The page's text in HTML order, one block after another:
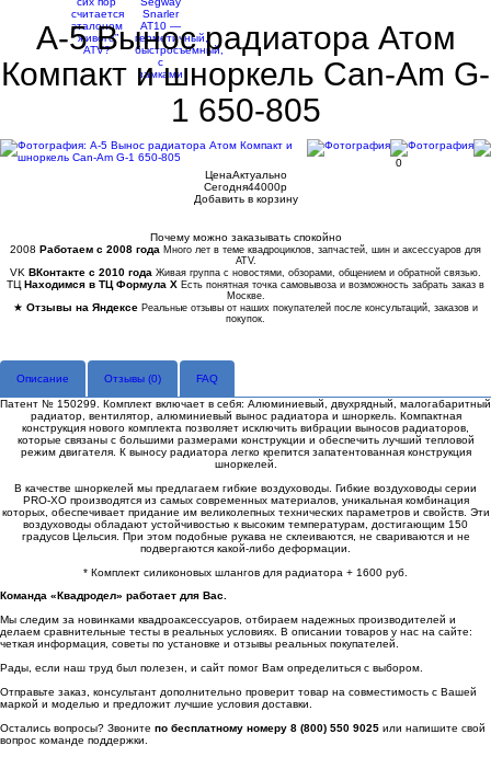
A-5 Вынос радиатора Атом
Компакт и шноркель Can-Am G-
1 650-805
0
ЦенаАктуально
Сегодня44000p
Добавить в корзину
Почему можно заказывать спокойно
2008 Работаем с 2008 года Много лет в теме квадроциклов, запчастей, шин и аксессуаров для
ATV.
VK ВКонтакте с 2010 года Живая группа с новостями, обзорами, общением и обратной связью.
ТЦ Находимся в ТЦ Формула Х Есть понятная точка самовывоза и возможность забрать заказ в
Москве.
★ Отзывы на Яндексе Реальные отзывы от наших покупателей после консультаций, заказов и
покупок.
Описание Отзывы (0) FAQ
Патент № 150299. Комплект включает в себя: Алюминиевый, двухрядный, малогабаритный
радиатор, вентилятор, алюминиевый вынос радиатора и шноркель. Компактная
конструкция нового комплекта позволяет исключить вибрации выносов радиаторов,
которые связаны с большими размерами конструкции и обеспечить лучший тепловой
режим двигателя. К выносу радиатора легко крепится запатентованная конструкция
шноркелей.
В качестве шноркелей мы предлагаем гибкие воздуховоды. Гибкие воздуховоды серии
PRO-XO производятся из самых современных материалов, уникальная комбинация
которых, обеспечивает придание им великолепных технических параметров и свойств. Эти
воздуховоды обладают устойчивостью к высоким температурам, достигающим 150
градусов Цельсия. При этом подобные рукава не склеиваются, не свариваются и не
подвергаются какой-либо деформации.
* Комплект силиконовых шлангов для радиатора + 1600 руб.
Команда «Квадродел» работает для Вас.
Мы следим за новинками квадроаксессуаров, отбираем надежных производителей и
делаем сравнительные тесты в реальных условиях. В описании товаров у нас на сайте:
четкая информация, советы по установке и отзывы реальных покупателей.
Рады, если наш труд был полезен, и сайт помог Вам определиться с выбором.
Отправьте заказ, консультант дополнительно проверит товар на совместимость с Вашей
маркой и моделью и предложит лучшие условия доставки.
Остались вопросы? Звоните по бесплатному номеру 8 (800) 550 9025 или напишите свой
вопрос команде поддержки.